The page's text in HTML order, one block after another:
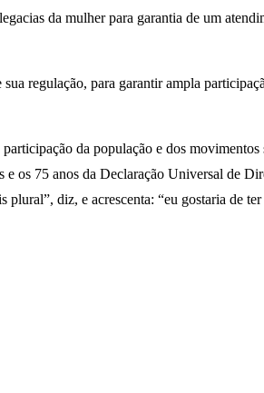
da mulher para garantia de um
regulação, para garantir ampla
da população e dos
75 anos da Declaração Universal de
diz, e acrescenta: “eu gostaria de